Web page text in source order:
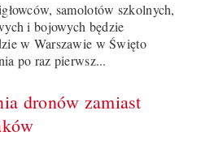
samolotów szkolnych,
i bojowych będzie
w Warszawie w Święto
po raz pierwsz...
dronów zamiast